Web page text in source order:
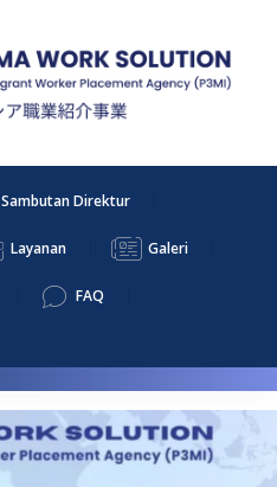
Sambutan Direktur
Layanan Galeri
FAQ